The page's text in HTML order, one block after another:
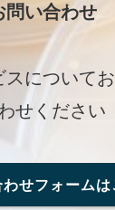
問い合わせ
について
せください
せフォームは